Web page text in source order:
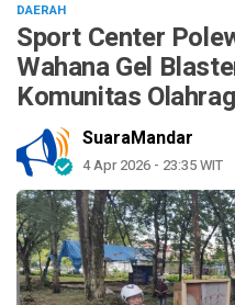
DAERAH
Sport Center
Wahana Gel
Komunitas
SuaraMandar
4 Apr 2026 - 23:35 WIT